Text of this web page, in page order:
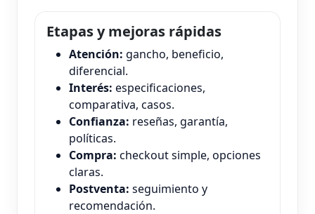
Etapas y mejoras rápidas
Atención: gancho, beneficio,
diferencial.
Interés: especificaciones,
comparativa, casos.
Confianza: reseñas, garantía,
políticas.
Compra: checkout simple, opciones
claras.
Postventa: seguimiento y
recomendación.